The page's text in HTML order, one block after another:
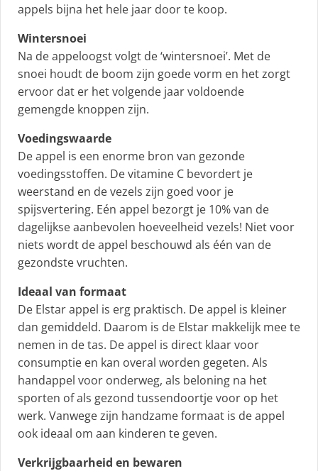
appels bijna het hele jaar door te koop.
Wintersnoei
Na de appeloogst volgt de ‘wintersnoei’. Met de
snoei houdt de boom zijn goede vorm en het zorgt
ervoor dat er het volgende jaar voldoende
gemengde knoppen zijn.
Voedingswaarde
De appel is een enorme bron van gezonde
voedingsstoffen. De vitamine C bevordert je
weerstand en de vezels zijn goed voor je
spijsvertering. Eén appel bezorgt je 10% van de
dagelijkse aanbevolen hoeveelheid vezels! Niet voor
niets wordt de appel beschouwd als één van de
gezondste vruchten.
Ideaal van formaat
De Elstar appel is erg praktisch. De appel is kleiner
dan gemiddeld. Daarom is de Elstar makkelijk mee te
nemen in de tas. De appel is direct klaar voor
consumptie en kan overal worden gegeten. Als
handappel voor onderweg, als beloning na het
sporten of als gezond tussendoortje voor op het
werk. Vanwege zijn handzame formaat is de appel
ook ideaal om aan kinderen te geven.
Verkrijgbaarheid en bewaren